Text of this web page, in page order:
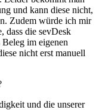
und kann diese nicht,
Zudem würde ich mir
dass die sevDesk
Beleg im eigenen
nicht erst manuell
und die unserer